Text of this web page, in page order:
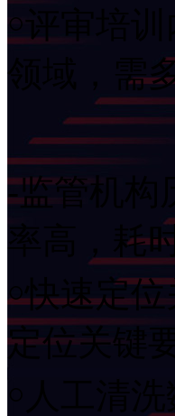
￮评审培训
领域
-监管机构
率高，
￮快速定位
定位关键
￮人工清